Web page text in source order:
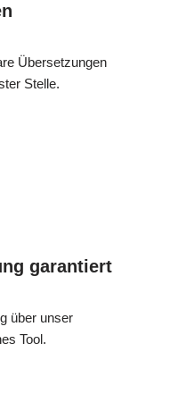
Übersetzungen
Stelle.
garantiert
über unser
Tool.